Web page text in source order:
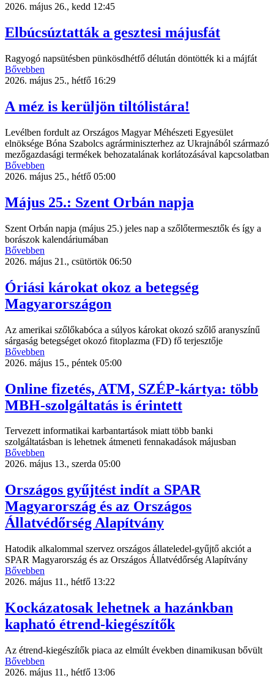
2026. május 26., kedd 12:45
Elbúcsúztatták a gesztesi májusfát
Ragyogó napsütésben pünkösdhétfő délután döntötték ki a májfát
Bővebben
2026. május 25., hétfő 16:29
A méz is kerüljön tiltólistára!
Levélben fordult az Országos Magyar Méhészeti Egyesület
elnöksége Bóna Szabolcs agrárminiszterhez az Ukrajnából származó
mezőgazdasági termékek behozatalának korlátozásával kapcsolatban
Bővebben
2026. május 25., hétfő 05:00
Május 25.: Szent Orbán napja
Szent Orbán napja (május 25.) jeles nap a szőlőtermesztők és így a
borászok kalendáriumában
Bővebben
2026. május 21., csütörtök 06:50
Óriási károkat okoz a betegség
Magyarországon
Az amerikai szőlőkabóca a súlyos károkat okozó szőlő aranyszínű
sárgaság betegséget okozó fitoplazma (FD) fő terjesztője
Bővebben
2026. május 15., péntek 05:00
Online fizetés, ATM, SZÉP-kártya: több
MBH-szolgáltatás is érintett
Tervezett informatikai karbantartások miatt több banki
szolgáltatásban is lehetnek átmeneti fennakadások májusban
Bővebben
2026. május 13., szerda 05:00
Országos gyűjtést indít a SPAR
Magyarország és az Országos
Állatvédőrség Alapítvány
Hatodik alkalommal szervez országos állateledel-gyűjtő akciót a
SPAR Magyarország és az Országos Állatvédőrség Alapítvány
Bővebben
2026. május 11., hétfő 13:22
Kockázatosak lehetnek a hazánkban
kapható étrend-kiegészítők
Az étrend-kiegészítők piaca az elmúlt években dinamikusan bővült
Bővebben
2026. május 11., hétfő 13:06